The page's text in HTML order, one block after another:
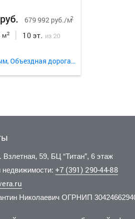
679 992 руб./м2
м2 10 эт. из 20
Республика Крым, Объездная дорога улица
133 482 руб./м 2 11
4-комн.
131 387 руб./м 2 15
3-комн.
Взлетная, 59, БЦ “Титан”, 6 этаж
+7 (391) 290-44-88
Николаевич ОГРНИП